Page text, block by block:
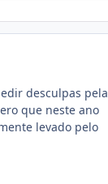
desculpas pela
que neste ano
levado pelo